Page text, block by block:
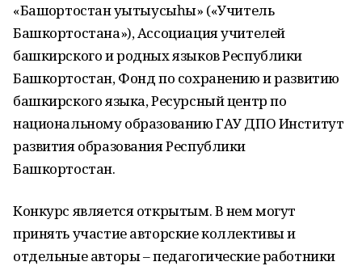
«Башҡортостан уҡытыусыһы» («Учитель
Башкортостана»), Ассоциация учителей
башкирского и родных языков Республики
Башкортостан, Фонд по сохранению и развитию
башкирского языка, Ресурсный центр по
национальному образованию ГАУ ДПО Институт
развития образования Республики
Башкортостан.
Конкурс является открытым. В нем могут
принять участие авторские коллективы и
отдельные авторы – педагогические работники